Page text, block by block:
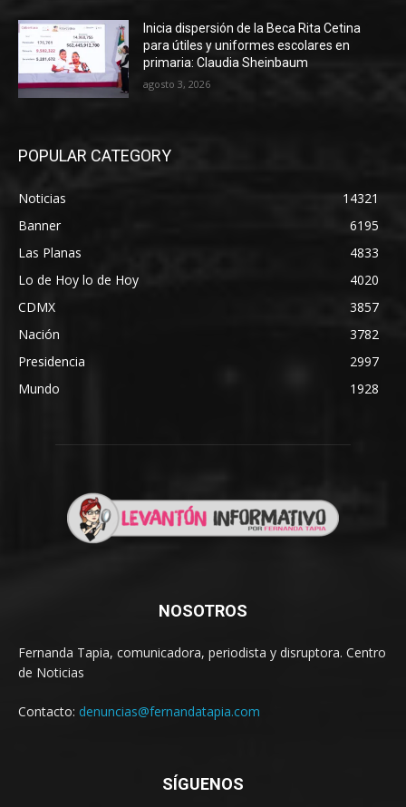
Inicia dispersión de la Beca Rita Cetina
para útiles y uniformes escolares en
primaria: Claudia Sheinbaum
agosto 3, 2026
POPULAR CATEGORY
Noticias
14321
Banner
6195
Las Planas
4833
Lo de Hoy lo de Hoy
4020
CDMX
3857
Nación
3782
Presidencia
2997
Mundo
1928
NOSOTROS
Fernanda Tapia, comunicadora, periodista y disruptora. Centro
de Noticias
Contacto: denuncias@fernandatapia.com
SÍGUENOS